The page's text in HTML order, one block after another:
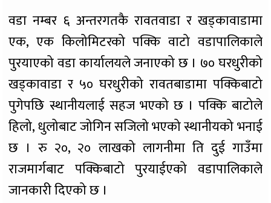
वडा नम्बर ६ अन्तरगतकै रावतवाडा र खड्कावाडामा
एक, एक किलोमिटरको पक्कि वाटो वडापालिकाले
पुरयाएको वडा कार्यालयले जनाएको छ । ७० घरधुरीको
खड्कावाडा र ५० घरधुरीको रावतबाडामा पक्किबाटो
पुगेपछि स्थानीयलाई सहज भएको छ । पक्कि बाटोले
हिलो, धुलोबाट जोगिन सजिलो भएको स्थानीयको भनाई
छ । रु २०, २० लाखको लागनीमा ति दुई गाउँमा
राजमार्गबाट पक्किबाटो पुरयाईएको वडापालिकाले
जानकारी दिएको छ ।